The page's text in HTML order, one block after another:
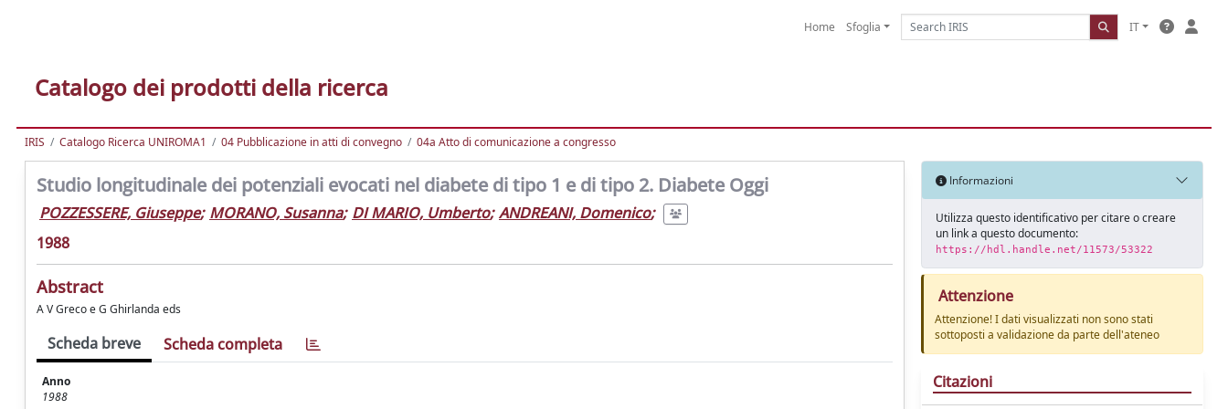
Home Sfoglia IT
Catalogo dei prodotti della ricerca
IRIS Catalogo Ricerca UNIROMA1 04 Pubblicazione in atti di convegno 04a Atto di comunicazione a congresso
Studio longitudinale dei potenziali evocati nel diabete di tipo 1 e di tipo 2. Diabete Oggi
POZZESSERE, Giuseppe; MORANO, Susanna; DI MARIO, Umberto; ANDREANI, Domenico;
1988
Abstract
A V Greco e G Ghirlanda eds
Scheda breve Scheda completa
Anno
1988
Informazioni
Utilizza questo identificativo per citare o creare
un link a questo documento:
https://hdl.handle.net/11573/53322
Attenzione
Attenzione! I dati visualizzati non sono stati
sottoposti a validazione da parte dell'ateneo
Citazioni